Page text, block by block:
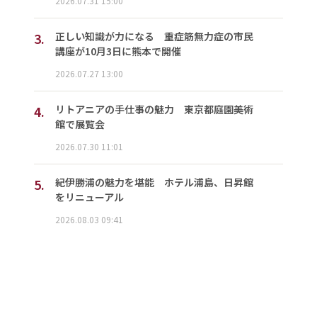
3.
正しい知識が力になる 重症筋無力症の市民
講座が10月3日に熊本で開催
2026.07.27 13:00
4.
リトアニアの手仕事の魅力 東京都庭園美術
館で展覧会
2026.07.30 11:01
5.
紀伊勝浦の魅力を堪能 ホテル浦島、日昇館
をリニューアル
2026.08.03 09:41